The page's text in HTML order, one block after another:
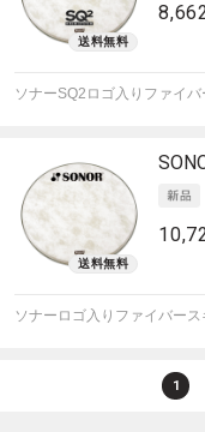
ソナーSQ2ロゴ入りファイ
ソナーロゴ入りファイバー
1